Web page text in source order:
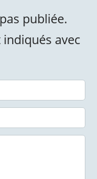
publiée.
avec